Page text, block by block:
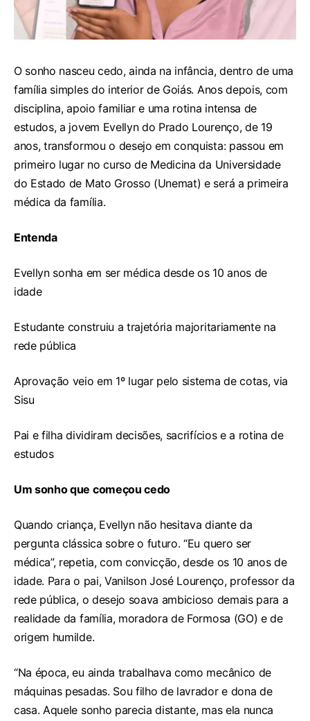
O sonho nasceu cedo, ainda na infância, dentro de uma
família simples do interior de Goiás. Anos depois, com
disciplina, apoio familiar e uma rotina intensa de
estudos, a jovem Evellyn do Prado Lourenço, de 19
anos, transformou o desejo em conquista: passou em
primeiro lugar no curso de Medicina da Universidade
do Estado de Mato Grosso (Unemat) e será a primeira
médica da família.
Entenda
Evellyn sonha em ser médica desde os 10 anos de
idade
Estudante construiu a trajetória majoritariamente na
rede pública
Aprovação veio em 1º lugar pelo sistema de cotas, via
Sisu
Pai e filha dividiram decisões, sacrifícios e a rotina de
estudos
Um sonho que começou cedo
Quando criança, Evellyn não hesitava diante da
pergunta clássica sobre o futuro. “Eu quero ser
médica”, repetia, com convicção, desde os 10 anos de
idade. Para o pai, Vanilson José Lourenço, professor da
rede pública, o desejo soava ambicioso demais para a
realidade da família, moradora de Formosa (GO) e de
origem humilde.
“Na época, eu ainda trabalhava como mecânico de
máquinas pesadas. Sou filho de lavrador e dona de
casa. Aquele sonho parecia distante, mas ela nunca